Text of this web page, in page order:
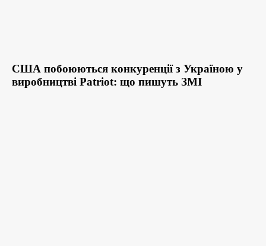
США побоюються конкуренції з Україною у
виробництві Patriot: що пишуть ЗМІ